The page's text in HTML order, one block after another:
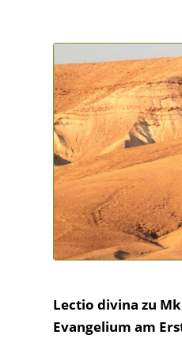
Lectio divina zu Mk
Evangelium am